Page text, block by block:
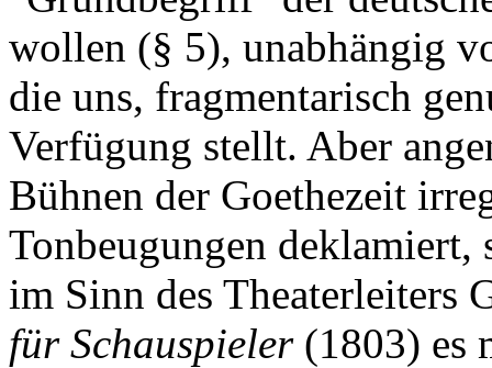
wollen (§ 5), unabhängig
die uns, fragmentarisch
Verfügung stellt. Aber
Bühnen der Goethezeit
Tonbeugungen deklamiert,
im Sinn des Theaterleiters
für Schauspieler(1803) es